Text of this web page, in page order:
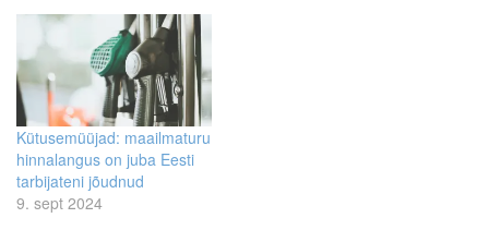
Kütusemüüjad: maailmaturu
hinnalangus on juba Eesti
tarbijateni jõudnud
9. sept 2024